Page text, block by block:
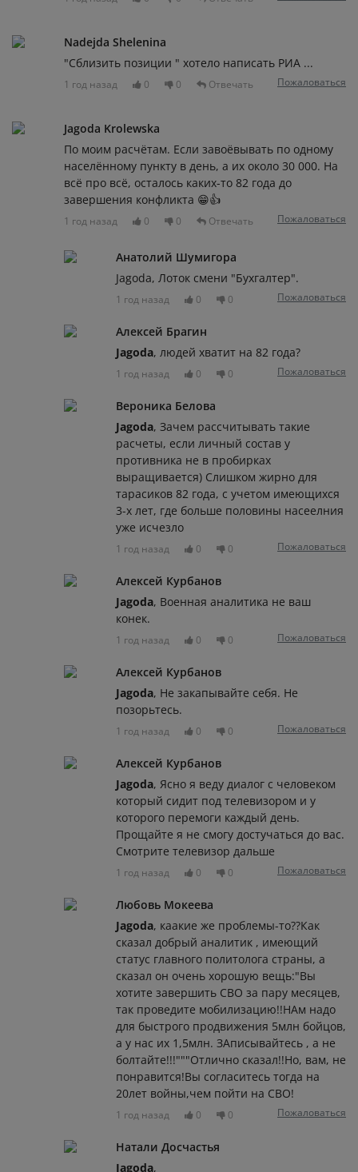
Nadejda Shelenina
"Сблизить позиции " хотело написать РИА ...
1 год назад 0 0 Отвечать Пожаловаться
Jagoda Krolewska
По моим расчётам. Если завоёвывать по одному
населённому пункту в день, а их около 30 000. На
всё про всё, осталось каких-то 82 года до
завершения конфликта 😁👍
1 год назад 0 0 Отвечать Пожаловаться
Анатолий Шумигора
Jagoda, Лоток смени "Бухгалтер".
1 год назад 0 0 Пожаловаться
Алексей Брагин
Jagoda, людей хватит на 82 года?
1 год назад 0 0 Пожаловаться
Вероника Белова
Jagoda, Зачем рассчитывать такие
расчеты, если личный состав у
противника не в пробирках
выращивается) Слишком жирно для
тарасиков 82 года, с учетом имеющихся
3-х лет, где больше половины насеелния
уже исчезло
1 год назад 0 0 Пожаловаться
Алексей Курбанов
Jagoda, Военная аналитика не ваш
конек.
1 год назад 0 0 Пожаловаться
Алексей Курбанов
Jagoda, Не закапывайте себя. Не
позорьтесь.
1 год назад 0 0 Пожаловаться
Алексей Курбанов
Jagoda, Ясно я веду диалог с человеком
который сидит под телевизором и у
которого перемоги каждый день.
Прощайте я не смогу достучаться до вас.
Смотрите телевизор дальше
1 год назад 0 0 Пожаловаться
Любовь Мокеева
Jagoda, каакие же проблемы-то??Как
сказал добрый аналитик , имеющий
статус главного политолога страны, а
сказал он очень хорошую вещь:"Вы
хотите завершить СВО за пару месяцев,
так проведите мобилизацию!!НАм надо
для быстрого продвижения 5млн бойцов,
а у нас их 1,5млн. ЗАписывайтесь , а не
болтайте!!!"""Отлично сказал!!Но, вам, не
понравится!Вы согласитесь тогда на
20лет войны,чем пойти на СВО!
1 год назад 0 0 Пожаловаться
Натали Досчастья
Jagoda,